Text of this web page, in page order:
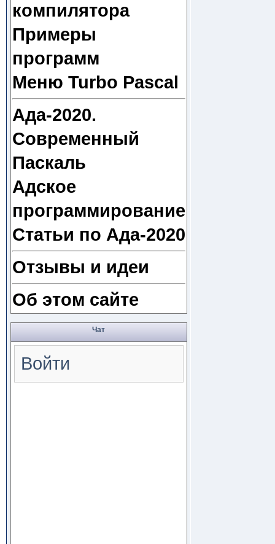
компилятора
Примеры
программ
Меню Turbo Pascal
Ада-2020.
Современный
Паскаль
Адское
программирование
Статьи по Ада-2020
Отзывы и идеи
Об этом сайте
Чат
Войти